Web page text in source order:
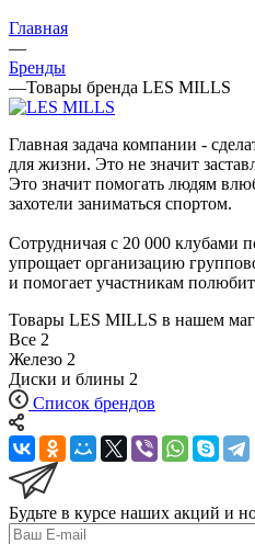
Главная
—
Бренды
—Товары бренда LES MILLS
Главная задача компании -
для жизни. Это не значит
Это значит помогать людям
захотели заниматься спортом.
Сотрудничая с 20 000 клубами
упрощает организацию
и помогает участникам
Товары LES MILLS в нашем
Все 2
Железо 2
Диски и блины 2
Список брендов
Будьте в курсе наших акций и